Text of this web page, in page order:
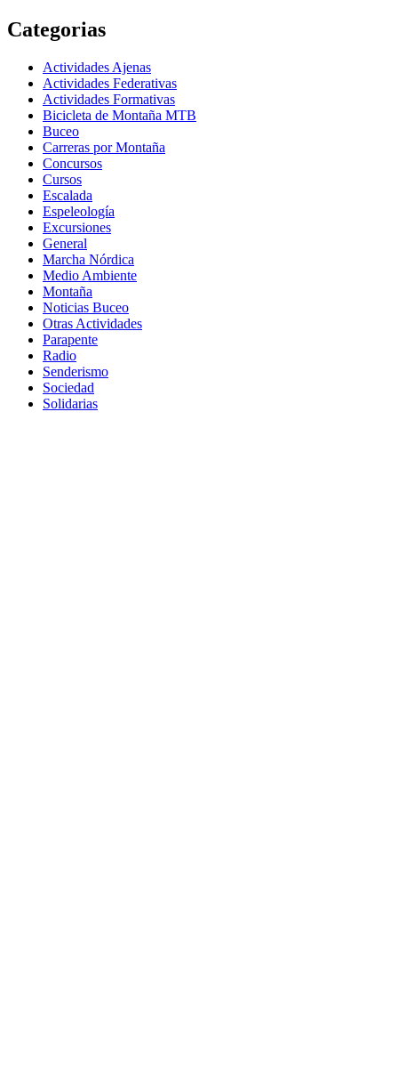
Categorias
Actividades Ajenas
Actividades Federativas
Actividades Formativas
Bicicleta de Montaña MTB
Buceo
Carreras por Montaña
Concursos
Cursos
Escalada
Espeleología
Excursiones
General
Marcha Nórdica
Medio Ambiente
Montaña
Noticias Buceo
Otras Actividades
Parapente
Radio
Senderismo
Sociedad
Solidarias